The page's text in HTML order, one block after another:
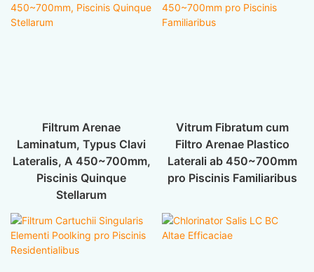
Filtrum Arenae
Laminatum, Typus Clavi
Lateralis, A 450~700mm,
Piscinis Quinque
Stellarum
Vitrum Fibratum cum
Filtro Arenae Plastico
Laterali ab 450~700mm
pro Piscinis Familiaribus